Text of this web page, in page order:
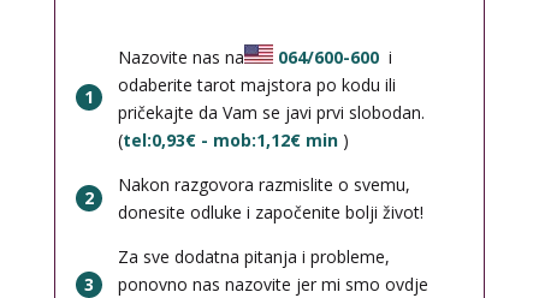
1
Nazovite nas na 064/600-600 i
odaberite tarot majstora po kodu ili
pričekajte da Vam se javi prvi slobodan.
(tel:0,93€ - mob:1,12€ min )
2
Nakon razgovora razmislite o svemu,
donesite odluke i započenite bolji život!
3
Za sve dodatna pitanja i probleme,
ponovno nas nazovite jer mi smo ovdje